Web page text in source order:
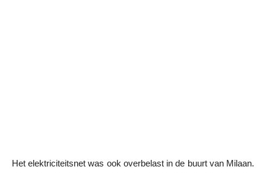
Het elektriciteitsnet was ook overbelast in de buurt van Milaan.